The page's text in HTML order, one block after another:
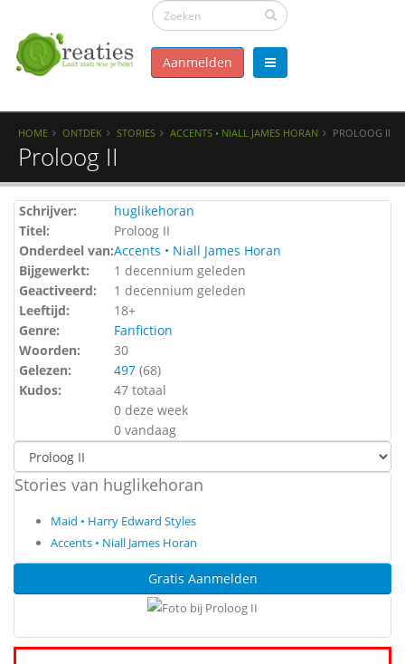
Aanmelden
HOME ONTDEK STORIES ACCENTS • NIALL JAMES HORAN PROLOOG II
Proloog II
Schrijver:
huglikehoran
Titel:
Proloog II
Onderdeel van:Accents • Niall James Horan
Bijgewerkt:
1 decennium geleden
Geactiveerd:
1 decennium geleden
Leeftijd:
18+
Genre:
Fanfiction
Woorden:
30
Gelezen:
497 (68)
Kudos:
47 totaal
0 deze week
0 vandaag
Stories van huglikehoran
Maid • Harry Edward Styles
Accents • Niall James Horan
Gratis Aanmelden